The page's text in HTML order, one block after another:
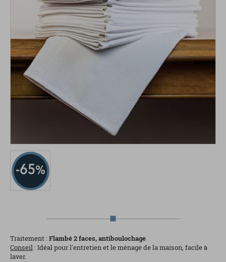
Traitement :Flambé 2 faces, antiboulochage
Conseil : Idéal pour l'entretien et le ménage de la maison, facile à
laver.